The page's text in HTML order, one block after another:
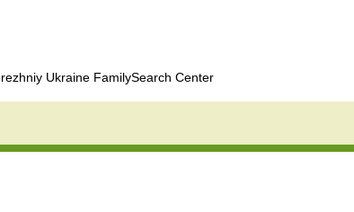
Ukraine FamilySearch Center